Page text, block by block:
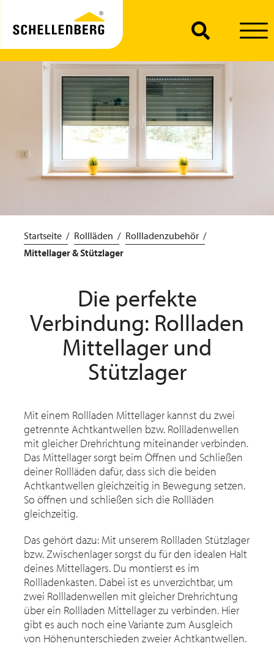
Startseite Rollläden
Rollladenzubehör
Mittellager & Stützlager
Die perfekte
Verbindung: Rollladen
Mittellager und
Stützlager
Mit einem Rollladen Mittellager kannst du zwei
getrennte Achtkantwellen bzw. Rollladenwellen
mit gleicher Drehrichtung miteinander verbinden.
Das Mittellager sorgt beim Öffnen und Schließen
deiner Rollläden dafür, dass sich die beiden
Achtkantwellen gleichzeitig in Bewegung setzen.
So öffnen und schließen sich die Rollläden
gleichzeitig.
Das gehört dazu: Mit unserem Rollladen Stützlager
bzw. Zwischenlager sorgst du für den idealen Halt
deines Mittellagers. Du montierst es im
Rollladenkasten. Dabei ist es unverzichtbar, um
zwei Rollladenwellen mit gleicher Drehrichtung
über ein Rollladen Mittellager zu verbinden. Hier
gibt es auch noch eine Variante zum Ausgleich
von Höhenunterschieden zweier Achtkantwellen.